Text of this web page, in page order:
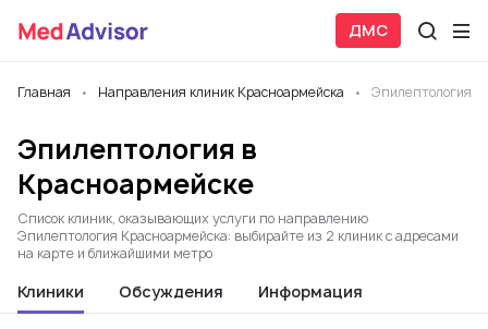
ДМС
Главная Направления клиник Красноармейска Эпилептология
Эпилептология в
Красноармейске
Список клиник, оказывающих услуги по направлению
Эпилептология Красноармейска: выбирайте из 2 клиник с адресами
на карте и ближайшими метро
Клиники Обсуждения Информация